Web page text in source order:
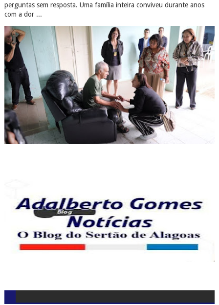
perguntas sem resposta. Uma família inteira conviveu durante anos
com a dor ...